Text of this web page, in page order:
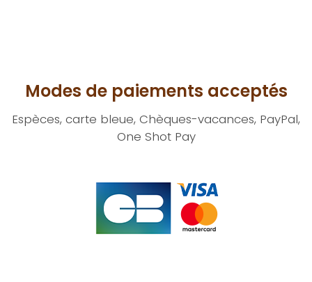
Modes de paiements acceptés
Espèces, carte bleue, Chèques-vacances, PayPal,
One Shot Pay